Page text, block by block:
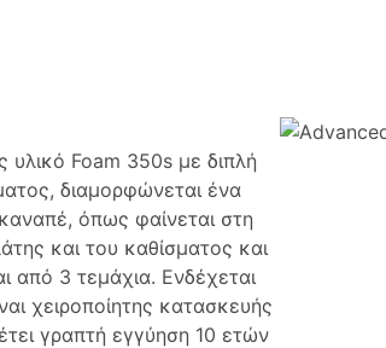
υλικό Foam 350s με διπλή
διαμορφώνεται ένα
όπως φαίνεται στη
και του καθίσματος και
από 3 τεμάχια. Ενδέχεται
χειροποίητης κατασκευής
γραπτή εγγύηση 10 ετών